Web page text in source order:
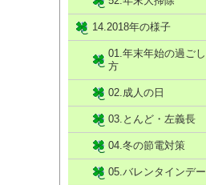
14.2018年の様子
01.年末年始の過ごし
方
02.成人の日
03.とんど・左義長
04.冬の節電対策
05.バレンタインデー